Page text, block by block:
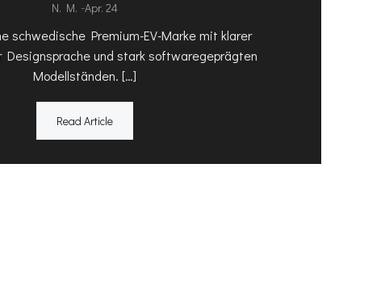
N. M. -Apr. 24
schwedische Premium-EV-Marke mit klarer
Designsprache und stark softwaregeprägten
Modellständen. […]
Read Article